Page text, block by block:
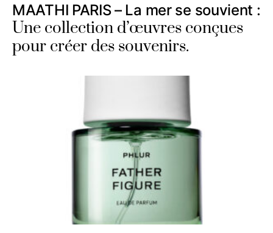
MAATHI PARIS – La mer se souvient :
Une collection d’œuvres conçues
pour créer des souvenirs.